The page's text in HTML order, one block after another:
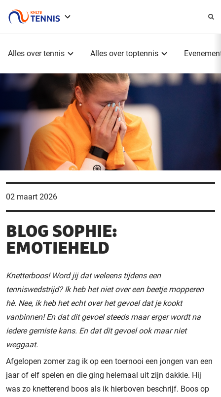
Alles over tennis Alles over toptennis
02 maart 2026
BLOG SOPHIE:
EMOTIEHELD
Knetterboos! Word jij dat weleens tijdens een
tenniswedstrijd? Ik heb het niet over een beetje mopperen
hè. Nee, ik heb het echt over het gevoel dat je kookt
vanbinnen! En dat dit gevoel steeds maar erger wordt na
iedere gemiste kans. En dat dit gevoel ook maar niet
weggaat.
Afgelopen zomer zag ik op een toernooi een jongen van een
jaar of elf spelen en die ging helemaal uit zijn dakkie. Hij
was zo knetterend boos als ik hierboven beschrijf. Boos op